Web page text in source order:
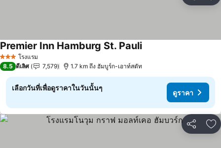
3 ดาว โรงแรม
Premier Inn Hamburg St. Pauli
8.5 ดีเลิศ 7,579 1.7 km ถึง ฮัมบูร์ก-เอาท์สตัท
เลือกวันที่เพื่อดูราคาในวันนั้นๆ
ดูราคา
แชร์ เ